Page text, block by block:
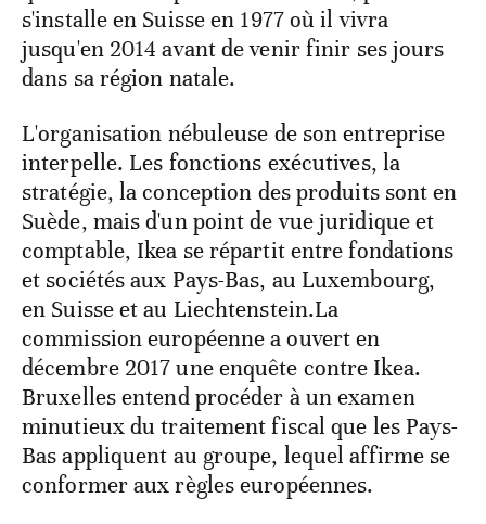
s'installe en Suisse en 1977 où il vivra
jusqu'en 2014 avant de venir finir ses jours
dans sa région natale.
L'organisation nébuleuse de son entreprise
interpelle. Les fonctions exécutives, la
stratégie, la conception des produits sont en
Suède, mais d'un point de vue juridique et
comptable, Ikea se répartit entre fondations
et sociétés aux Pays-Bas, au Luxembourg,
en Suisse et au Liechtenstein.La
commission européenne a ouvert en
décembre 2017 une enquête contre Ikea.
Bruxelles entend procéder à un examen
minutieux du traitement fiscal que les Pays-
Bas appliquent au groupe, lequel affirme se
conformer aux règles européennes.